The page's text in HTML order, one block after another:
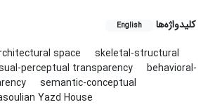
کلیدواژه‌ها English
space
skeletal-structural
perceptual transparency
behavioral-
semantic-conceptual
Yazd House